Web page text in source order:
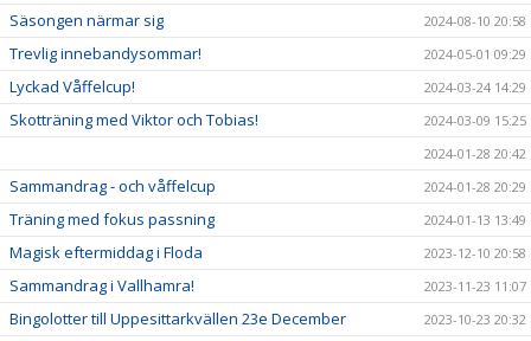
Säsongen närmar sig 2024-08-10 20:58
Trevlig innebandysommar! 2024-05-01 09:29
Lyckad Våffelcup! 2024-03-24 14:29
Skotträning med Viktor och Tobias!
2024-03-09 15:25
2024-01-28 20:42
Sammandrag - och våffelcup 2024-01-28 20:29
Träning med fokus passning 2024-01-13 13:49
Magisk eftermiddag i Floda 2023-12-10 20:58
Sammandrag i Vallhamra! 2023-11-23 11:07
Bingolotter till Uppesittarkvällen 23e December 2023-10-23 20:32